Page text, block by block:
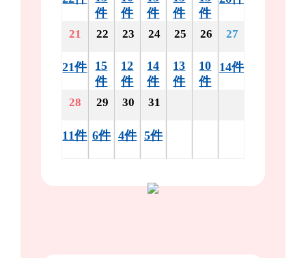
件
件
件
件
件
21
21件
22
15
件
23
12
件
24
14
件
25
13
件
26
10
件
27
14件
28
11件
29
6件
30
4件
31
5件